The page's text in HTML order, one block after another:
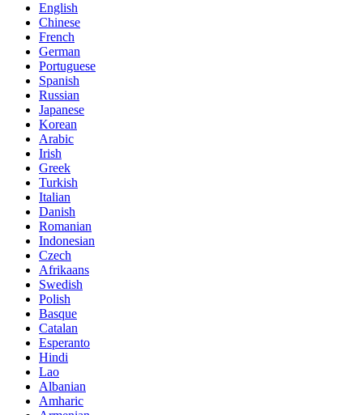
English
Chinese
French
German
Portuguese
Spanish
Russian
Japanese
Korean
Arabic
Irish
Greek
Turkish
Italian
Danish
Romanian
Indonesian
Czech
Afrikaans
Swedish
Polish
Basque
Catalan
Esperanto
Hindi
Lao
Albanian
Amharic